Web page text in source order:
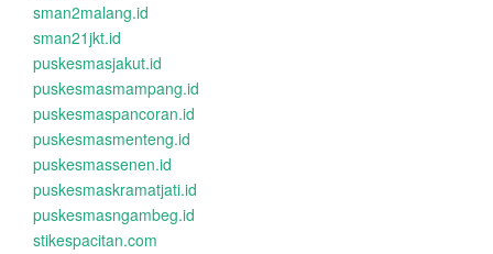
sman2malang.id
sman21jkt.id
puskesmasjakut.id
puskesmasmampang.id
puskesmaspancoran.id
puskesmasmenteng.id
puskesmassenen.id
puskesmaskramatjati.id
puskesmasngambeg.id
stikespacitan.com